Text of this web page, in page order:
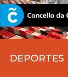
DEPORTES
CORUNA.GAL